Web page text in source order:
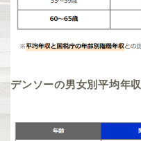
デンソーの男女別平均年収